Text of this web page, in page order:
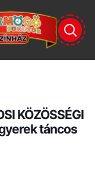
KÖZÖSSÉGI
táncos